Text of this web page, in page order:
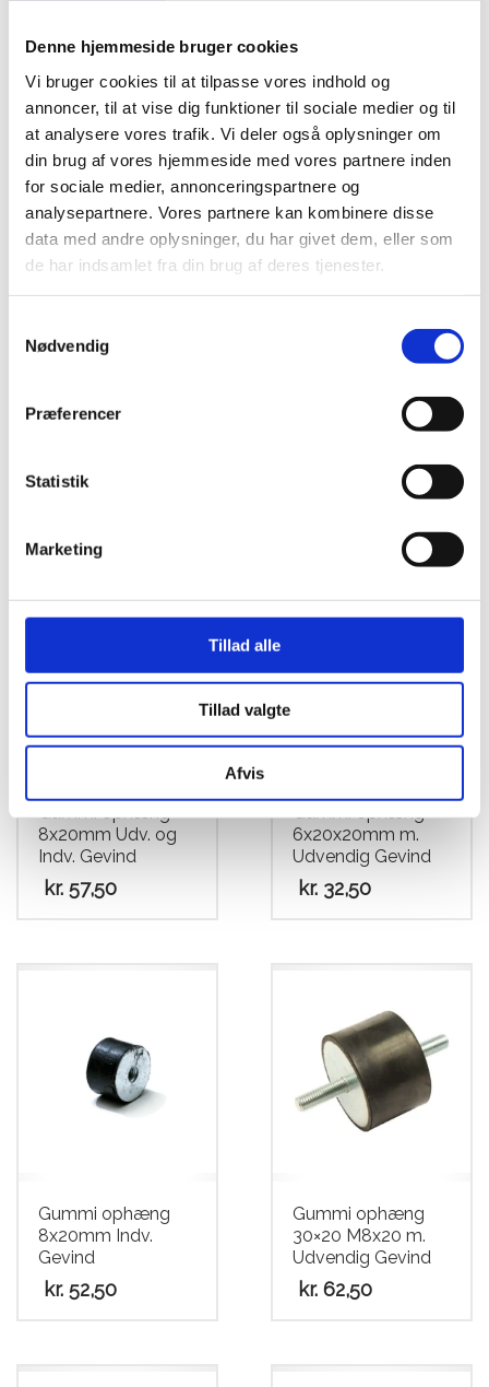
Denne hjemmeside bruger cookies
Vi bruger cookies til at tilpasse vores indhold og
annoncer, til at vise dig funktioner til sociale medier og til
at analysere vores trafik. Vi deler også oplysninger om
din brug af vores hjemmeside med vores partnere inden
for sociale medier, annonceringspartnere og
analysepartnere. Vores partnere kan kombinere disse
data med andre oplysninger, du har givet dem, eller som
de har indsamlet fra din brug af deres tjenester.
Nødvendig
Præferencer
Statistik
Marketing
Tillad alle
Tillad valgte
Afvis
kr.52,50
8x20mm Udv. og
gummiophæng
med Indv. Gevind til
Gummi ophæng
8x20mm Udv. og
Indv. Gevind
kr. 57,50
Gummi ophæng
6x20x20mm m.
Udvendig Gevind
kr.32,50
Gummi ophæng
8x20mm Indv.
Gevind
kr. 52,50
Gummi ophæng
30×20 M8x20 m.
Udvendig Gevind
kr.62,50